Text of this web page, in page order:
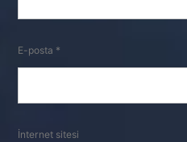
E-posta *
İnternet sitesi